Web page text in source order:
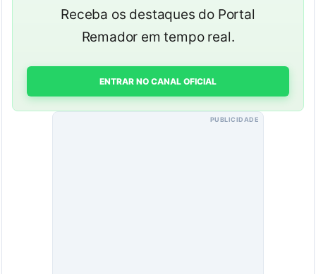
Receba os destaques do Portal
Remador em tempo real.
ENTRAR NO CANAL OFICIAL
PUBLICIDADE